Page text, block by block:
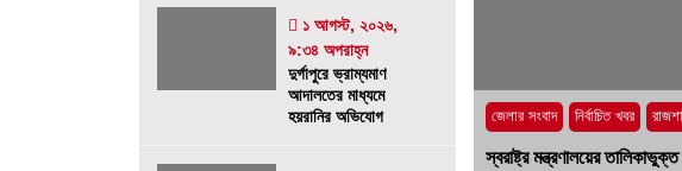
করলো ছাত্রদলের তিন নেতা
১৭ জুলাই, ২০২৬, ৮:০৬ অপরাহ্ন
১ আগস্ট, ২০২৬,
৯:৩৪ অপরাহ্ন
দুর্গাপুরে ভ্রাম্যমাণ
আদালতের মাধ্যমে
হয়রানির অভিযোগ
জেলার সংবাদ নির্বাচিত খবর
স্বরাষ্ট্র মন্ত্রণালয়ের